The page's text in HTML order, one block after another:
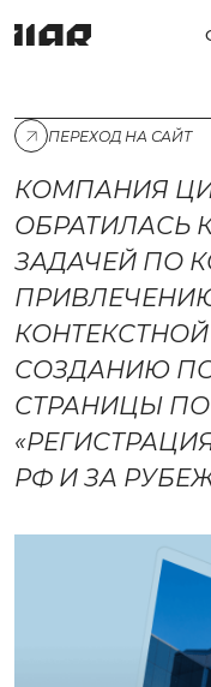
ПЕРЕХОД НА САЙТ
КОМПАНИЯ
ОБРАТИЛАСЬ
ЗАДАЧЕЙ ПО
СОЗДАНИЮ
СТРАНИЦЫ
РФ И ЗА
ПРОЕКТЫ
УСЛУГИ